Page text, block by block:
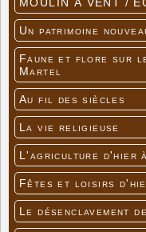
MOULIN À VENT /
Un patrimoine
Faune et flore sur
Martel
Au fil des siècles
La vie religieuse
L'agriculture d'hier
Fêtes et loisirs
Le désenclavement